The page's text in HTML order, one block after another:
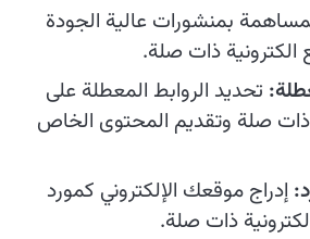
بمنشورات عالية الجودة
ذات صلة.
تحديد الروابط المعطلة على
ذات صلة وتقديم المحتوى الخاص
إدراج موقعك الإلكتروني كمورد
ذات صلة.